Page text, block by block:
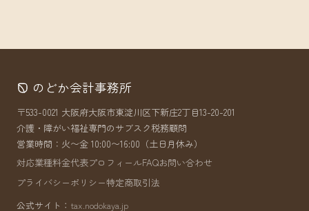
のどか会計事務所
〒533-0021 大阪府大阪市東淀川区下新庄2丁目13-20-201
介護・障がい福祉専門のサブスク税務顧問
営業時間：火〜金 10:00〜16:00（土日月休み）
対応業種料金代表プロフィールFAQお問い合わせ
プライバシーポリシー特定商取引法
公式サイト： tax.nodokaya.jp